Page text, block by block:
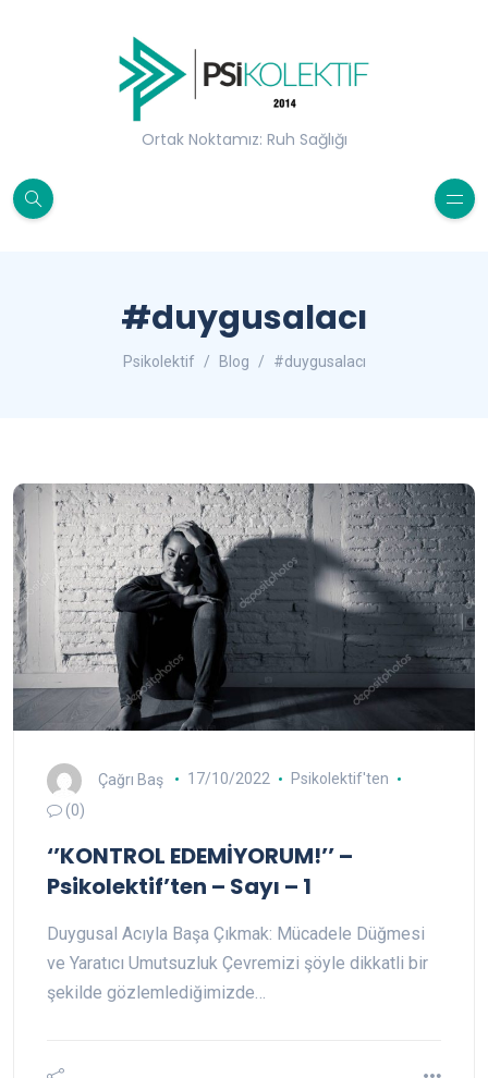
Ortak Noktamız: Ruh Sağlığı
#duygusalacı
Psikolektif Blog #duygusalacı
Çağrı Baş 17/10/2022
Psikolektif'ten
(0)
‘’KONTROL EDEMİYORUM!’’ –
Psikolektif’ten – Sayı – 1
Duygusal Acıyla Başa Çıkmak: Mücadele Düğmesi
ve Yaratıcı Umutsuzluk Çevremizi şöyle dikkatli bir
şekilde gözlemlediğimizde…